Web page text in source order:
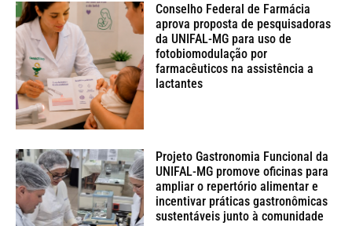
Conselho Federal de Farmácia
aprova proposta de pesquisadoras
da UNIFAL-MG para uso de
fotobiomodulação por
farmacêuticos na assistência a
lactantes
Projeto Gastronomia Funcional da
UNIFAL-MG promove oficinas para
ampliar o repertório alimentar e
incentivar práticas gastronômicas
sustentáveis junto à comunidade